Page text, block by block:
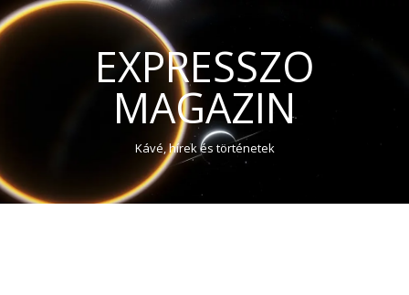
EXPRESSZO
MAGAZIN
Kávé, hírek és történetek